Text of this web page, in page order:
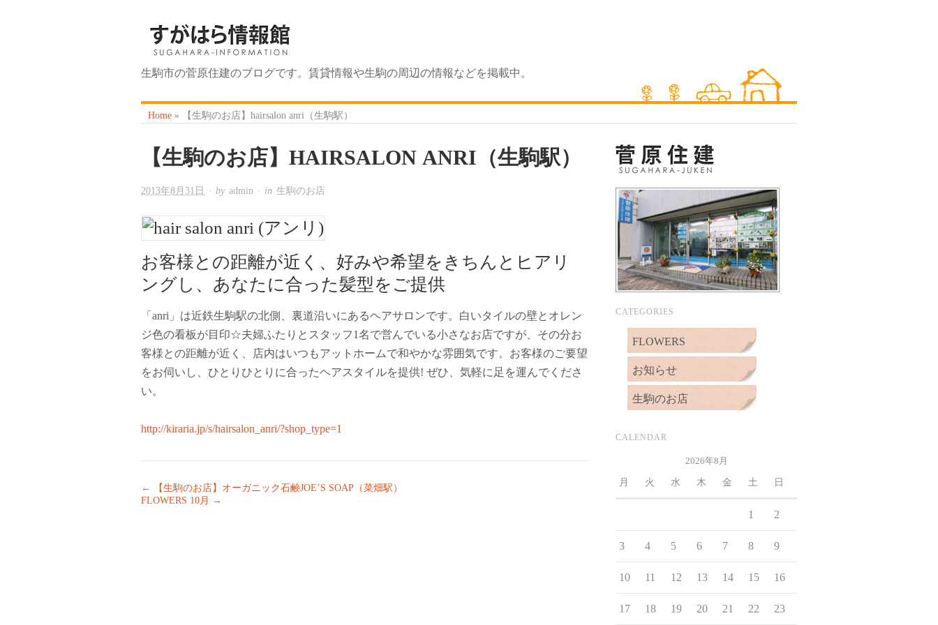
生駒市の菅原住建のブログです。賃貸情報や生駒の周辺の情報などを掲載中。
Home » 【生駒のお店】hairsalon anri（生駒駅）
【生駒のお店】HAIRSALON ANRI（生駒駅）
2013年8月31日 · by admin · in 生駒のお店
お客様との距離が近く、好みや希望をきちんとヒアリ
ングし、あなたに合った髪型をご提供
「anri」は近鉄生駒駅の北側、裏道沿いにあるヘアサロンです。白いタイルの壁とオレン
ジ色の看板が目印☆夫婦ふたりとスタッフ1名で営んでいる小さなお店ですが、その分お
客様との距離が近く、店内はいつもアットホームで和やかな雰囲気です。お客様のご要望
をお伺いし、ひとりひとりに合ったヘアスタイルを提供! ぜひ、気軽に足を運んでくださ
い。
http://kiraria.jp/s/hairsalon_anri/?shop_type=1
←
【生駒のお店】オーガニック石鹸JOE’S SOAP（菜畑駅）
FLOWERS 10月
→
CATEGORIES
FLOWERS
お知らせ
生駒のお店
CALENDAR
2026年8月
月 火 水 木 金 土 日
1 2
3 4 5 6 7 8 9
10 11 12 13 14 15 16
17 18 19 20 21 22 23